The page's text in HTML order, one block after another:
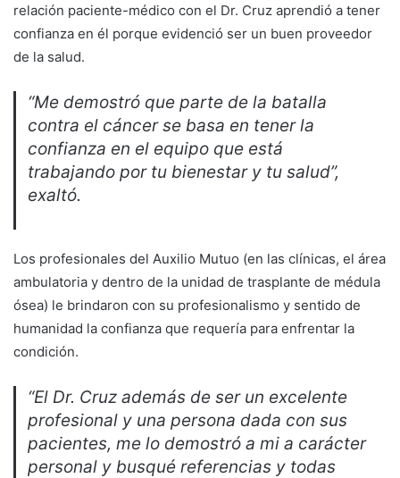
relación paciente-médico con el Dr. Cruz aprendió a tener
confianza en él porque evidenció ser un buen proveedor
de la salud.
“Me demostró que parte de la batalla
contra el cáncer se basa en tener la
confianza en el equipo que está
trabajando por tu bienestar y tu salud”,
exaltó.
Los profesionales del Auxilio Mutuo (en las clínicas, el área
ambulatoria y dentro de la unidad de trasplante de médula
ósea) le brindaron con su profesionalismo y sentido de
humanidad la confianza que requería para enfrentar la
condición.
“El Dr. Cruz además de ser un excelente
profesional y una persona dada con sus
pacientes, me lo demostró a mi a carácter
personal y busqué referencias y todas